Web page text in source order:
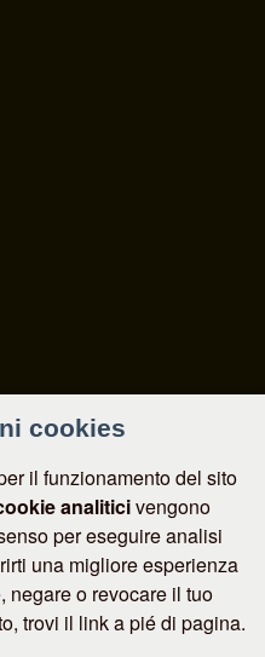
cookies
il funzionamento del sito
analiticivengono
per eseguire analisi
una migliore esperienza
negare o revocare il tuo
trovi il link a pié di pagina.